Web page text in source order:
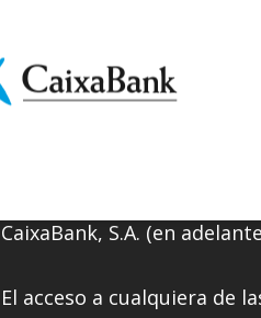
Información
CaixaBank, S.A. (en
El acceso a cualquiera de